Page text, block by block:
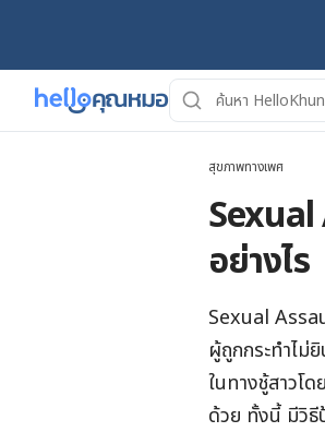
สุขภาพทางเพศ
Sexual
อย่างไร
Sexual
ผู้ถูกกระทำไม่
ในทางชู้สาวโ
ด้วย ทั้งนี้ มีวิธี